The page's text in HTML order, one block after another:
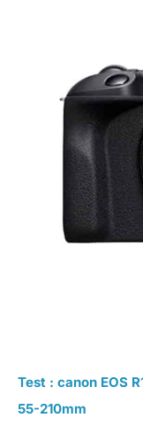
Test : canon EOS
55-210mm